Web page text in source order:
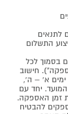
לתנאים
התשלום
בסמוך לכל
חישוב
ימים א' – ה',
יחד עם
זמן האספקה.
להבטיח